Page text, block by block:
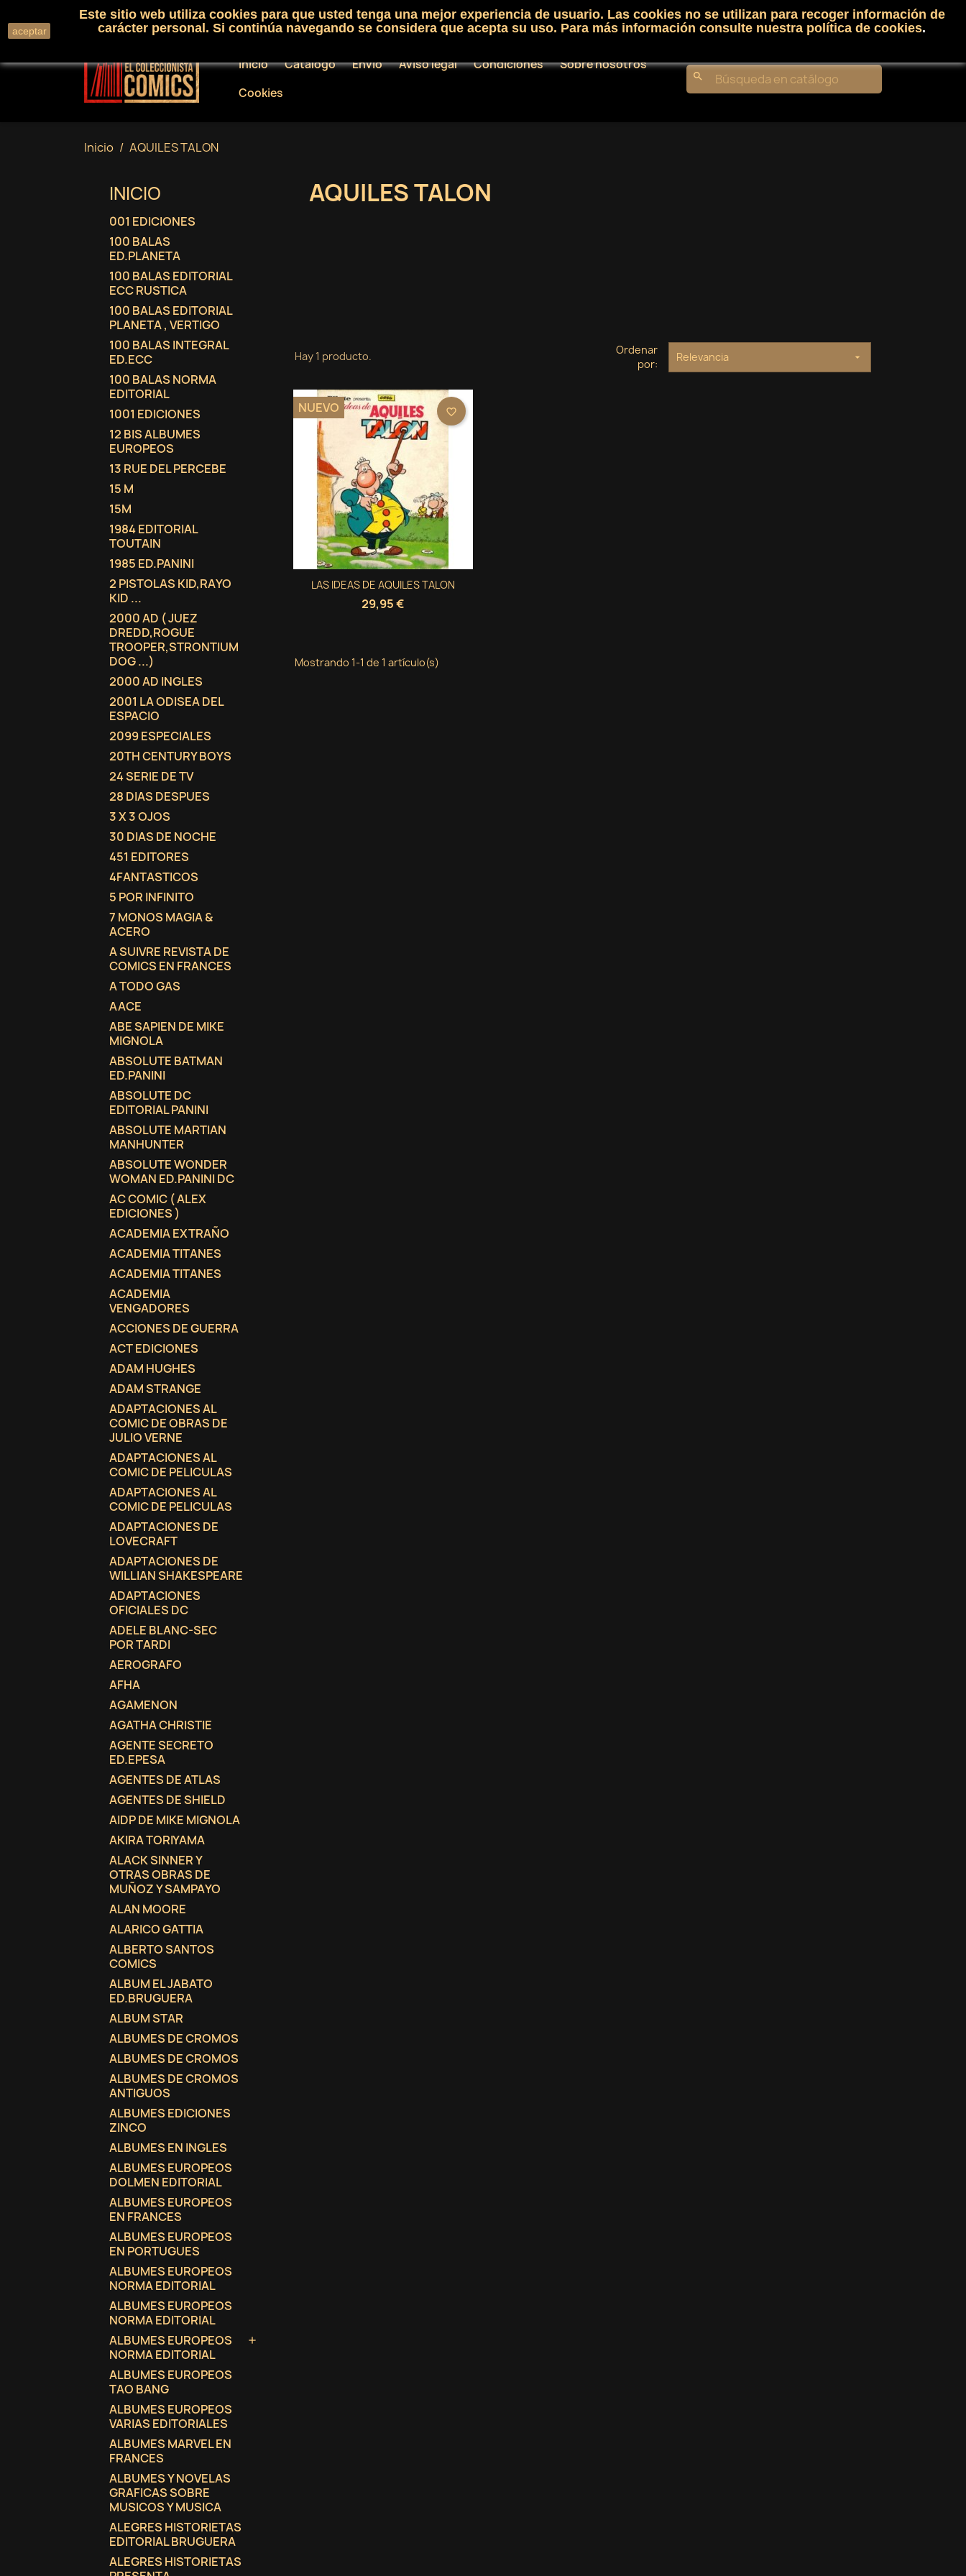
Llámenos:+34 91 530 01 33 Iniciar sesión shopping_cartCarrito(0)
Inicio Catálogo Envío Aviso legal Condiciones
Sobre nosotros
Cookies
search
Inicio AQUILES TALON
INICIO
001 EDICIONES
100 BALAS
ED.PLANETA
100 BALAS EDITORIAL
ECC RUSTICA
100 BALAS EDITORIAL
PLANETA , VERTIGO
100 BALAS INTEGRAL
ED.ECC
100 BALAS NORMA
EDITORIAL
1001 EDICIONES
12 BIS ALBUMES
EUROPEOS
13 RUE DEL PERCEBE
15 M
15M
1984 EDITORIAL
TOUTAIN
1985 ED.PANINI
2 PISTOLAS KID,RAYO
KID ...
2000 AD ( JUEZ
DREDD,ROGUE
TROOPER,STRONTIUM
DOG ...)
2000 AD INGLES
2001 LA ODISEA DEL
ESPACIO
2099 ESPECIALES
20TH CENTURY BOYS
24 SERIE DE TV
28 DIAS DESPUES
3 X 3 OJOS
30 DIAS DE NOCHE
451 EDITORES
4FANTASTICOS
5 POR INFINITO
7 MONOS MAGIA &
ACERO
A SUIVRE REVISTA DE
COMICS EN FRANCES
A TODO GAS
AACE
ABE SAPIEN DE MIKE
MIGNOLA
ABSOLUTE BATMAN
ED.PANINI
ABSOLUTE DC
EDITORIAL PANINI
ABSOLUTE MARTIAN
MANHUNTER
ABSOLUTE WONDER
WOMAN ED.PANINI DC
AC COMIC ( ALEX
EDICIONES )
ACADEMIA EXTRAÑO
ACADEMIA TITANES
ACADEMIA TITANES
ACADEMIA
VENGADORES
ACCIONES DE GUERRA
ACT EDICIONES
ADAM HUGHES
ADAM STRANGE
ADAPTACIONES AL
COMIC DE OBRAS DE
JULIO VERNE
ADAPTACIONES AL
COMIC DE PELICULAS
ADAPTACIONES AL
COMIC DE PELICULAS
ADAPTACIONES DE
LOVECRAFT
ADAPTACIONES DE
WILLIAN SHAKESPEARE
ADAPTACIONES
OFICIALES DC
ADELE BLANC-SEC
POR TARDI
AEROGRAFO
AFHA
AGAMENON
AGATHA CHRISTIE
AGENTE SECRETO
ED.EPESA
AGENTES DE ATLAS
AGENTES DE SHIELD
AIDP DE MIKE MIGNOLA
AKIRA TORIYAMA
ALACK SINNER Y
OTRAS OBRAS DE
MUÑOZ Y SAMPAYO
ALAN MOORE
ALARICO GATTIA
ALBERTO SANTOS
COMICS
ALBUM EL JABATO
ED.BRUGUERA
ALBUM STAR
ALBUMES DE CROMOS
ALBUMES DE CROMOS
ALBUMES DE CROMOS
ANTIGUOS
ALBUMES EDICIONES
ZINCO
ALBUMES EN INGLES
ALBUMES EUROPEOS
DOLMEN EDITORIAL
ALBUMES EUROPEOS
EN FRANCES
ALBUMES EUROPEOS
EN PORTUGUES
ALBUMES EUROPEOS
NORMA EDITORIAL
ALBUMES EUROPEOS
NORMA EDITORIAL
ALBUMES EUROPEOS
NORMA EDITORIAL

ALBUMES EUROPEOS
TAO BANG
ALBUMES EUROPEOS
VARIAS EDITORIALES
ALBUMES MARVEL EN
FRANCES
ALBUMES Y NOVELAS
GRAFICAS SOBRE
MUSICOS Y MUSICA
ALEGRES HISTORIETAS
EDITORIAL BRUGUERA
ALEGRES HISTORIETAS
AQUILES TALON
Hay 1 producto.
Ordenar
por:
Relevancia 
LAS IDEAS DE AQUILES TALON
29,95 €
NUEVO
Vista rápida
favorite_border
Mostrando 1-1 de 1 artículo(s)
aceptar
Este sitio web utiliza cookies para que usted tenga una mejor experiencia de usuario. Las cookies no se utilizan para recoger información de
carácter personal. Si continúa navegando se considera que acepta su uso. Para más información consulte nuestra política de cookies.